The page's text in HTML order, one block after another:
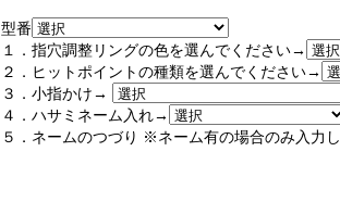
型番
１．指穴調整リングの色を選んでください→
２．ヒットポイントの種類を選んでください→
３．小指かけ→
４．ハサミネーム入れ→
５．ネームのつづり ※ネーム有の場合のみ入力